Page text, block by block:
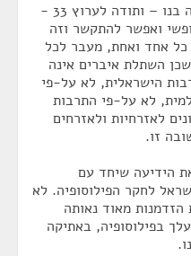
אני רוצה לומר לכל הציבור שצופה בנו – ותודה לערוץ 33 -
ואפשר להתקשר וזה
ומומלץ – 1-800-609-610. כל אחד ואחת, מעבר לכל
השתלת איברים אינה
הישראלית, לא על-פי
לא על-פי התרבות
לאזרחיות ולאזרחים
זו.
הידיעה שיחד עם
לחקר הפילוסופיה. לא
מאוד נאותה
בפילוסופיה, באתיקה